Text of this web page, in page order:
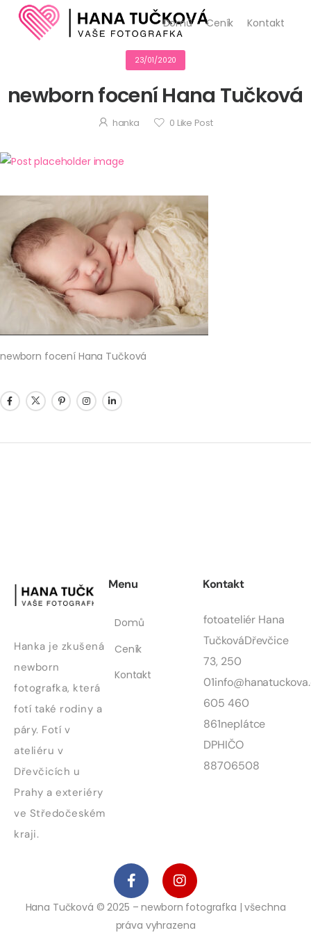
Domů Ceník Kontakt
23/01/2020
newborn focení Hana Tučková
hanka 0 Like Post
newborn focení Hana Tučková
Hanka je zkušená
newborn
fotografka, která
fotí také rodiny a
páry. Fotí v
ateliéru v
Dřevčicích u
Prahy a exteriéry
ve Středočeském
kraji.
Menu
Domů
Ceník
Kontakt
Kontakt
fotoateliér Hana
TučkováDřevčice
73, 250
01
605 460
861neplátce
DPHIČO
88706508
Hana Tučková © 2025 – newborn fotografka | všechna
práva vyhrazena